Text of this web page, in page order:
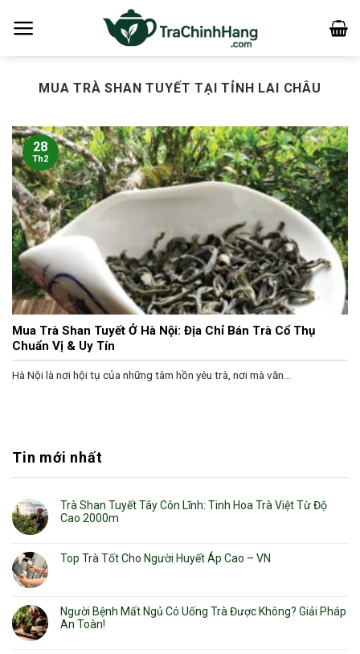
qua
MUA TRÀ SHAN TUYẾT TẠI TỈNH LAI CHÂU
Mua Trà Shan Tuyết Ở Hà Nội: Địa Chỉ Bán Trà Cổ Thụ
Chuẩn Vị & Uy Tín
Hà Nội là nơi hội tụ của những tâm hồn yêu trà, nơi mà văn...
28
Th2
Tin mới nhất
Trà Shan Tuyết Tây Côn Lĩnh: Tinh Hoa Trà Việt Từ Độ
Cao 2000m
Top Trà Tốt Cho Người Huyết Áp Cao – VN
Người Bệnh Mất Ngủ Có Uống Trà Được Không? Giải Pháp
An Toàn!